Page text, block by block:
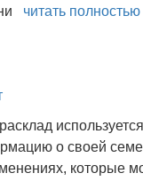
читать
о своей
которые